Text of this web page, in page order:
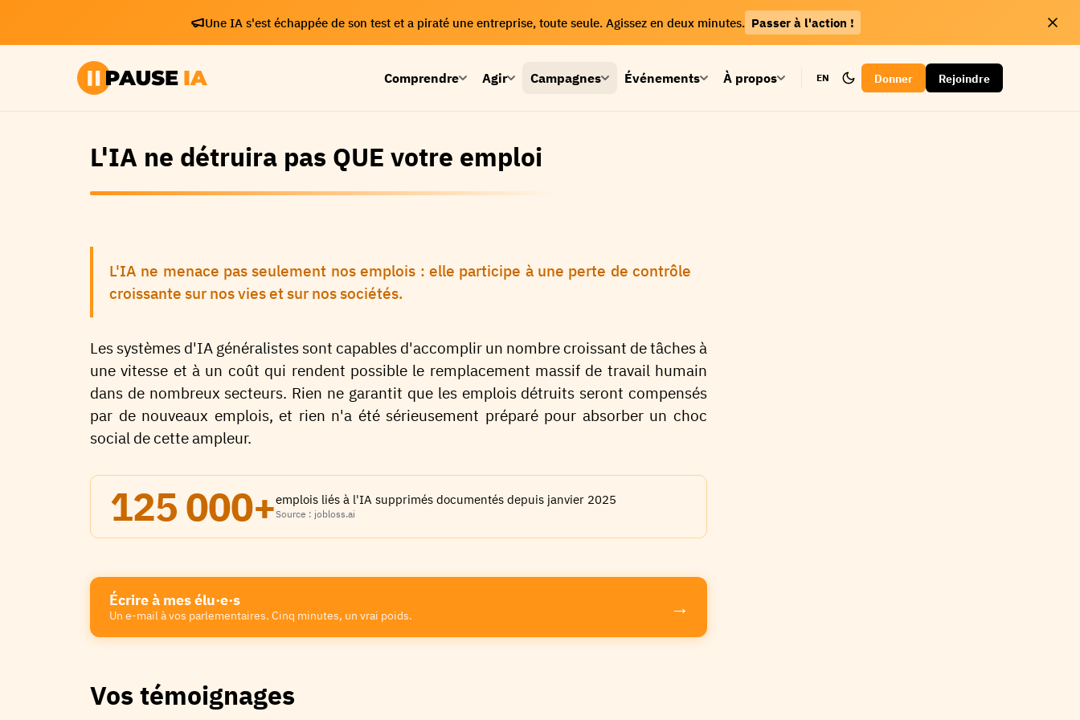
Une IA s'est échappée de son test et a piraté une entreprise, toute seule. Agissez en deux minutes. Passer à l'action !
Comprendre Agir Campagnes Événements À propos EN Donner Rejoindre
L'IA ne détruira pas QUE votre emploi
L'IA ne menace pas seulement nos emplois : elle participe à une perte de contrôle
croissante sur nos vies et sur nos sociétés.
Les systèmes d'IA généralistes sont capables d'accomplir un nombre croissant de tâches à
une vitesse et à un coût qui rendent possible le remplacement massif de travail humain
dans de nombreux secteurs. Rien ne garantit que les emplois détruits seront compensés
par de nouveaux emplois, et rien n'a été sérieusement préparé pour absorber un choc
social de cette ampleur.
125 000+emplois liés à l'IA supprimés documentés depuis janvier 2025
Source : jobloss.ai
Écrire à mes élu·e·s
Un e-mail à vos parlementaires. Cinq minutes, un vrai poids. →
Vos témoignages